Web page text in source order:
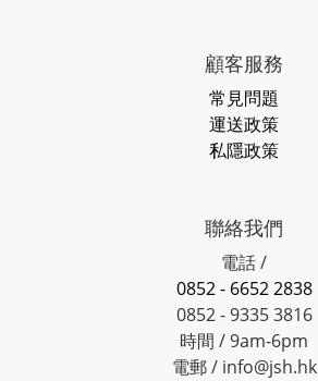
顧客服務
常見問題
運送政策
私隱政策
聯絡我們
電話 /
0852 - 6652 2838
0852 - 9335 3816
時間 / 9am-6pm
電郵 / info@jsh.hk